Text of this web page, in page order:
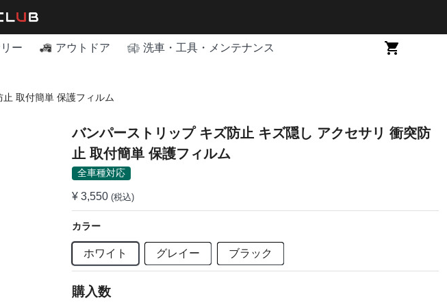
ー アウトドア 洗車・工具・メンテナンス
取付簡単 保護フィルム
バンパーストリップ キズ防止 キズ隠し アクセサリ 衝突防
止 取付簡単 保護フィルム
全車種対応
¥ 3,550 (税込)
カラー
ホワイト グレイー ブラック
購入数